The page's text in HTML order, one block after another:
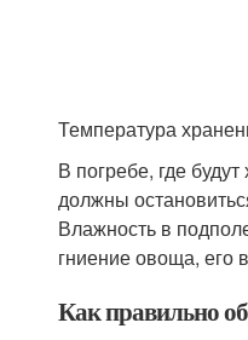
Температура
В погребе, где
должны
Влажность в
гниение овоща, его
Как правильно